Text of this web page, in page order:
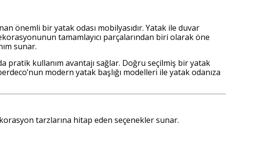
önemli bir yatak odası mobilyasıdır. Yatak ile duvar
tamamlayıcı parçalarından biri olarak öne
sunar.
pratik kullanım avantajı sağlar. Doğru seçilmiş bir yatak
modern yatak başlığı modelleri ile yatak odanıza
tarzlarına hitap eden seçenekler sunar.